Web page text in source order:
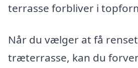
terrasse forbliver i
Når du vælger at få
træterrasse, kan du